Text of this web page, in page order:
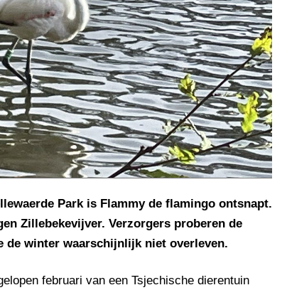
Park is Flammy de flamingo ontsnapt.
Zillebekevijver. Verzorgers proberen de
de winter waarschijnlijk niet overleven.
februari van een Tsjechische dierentuin